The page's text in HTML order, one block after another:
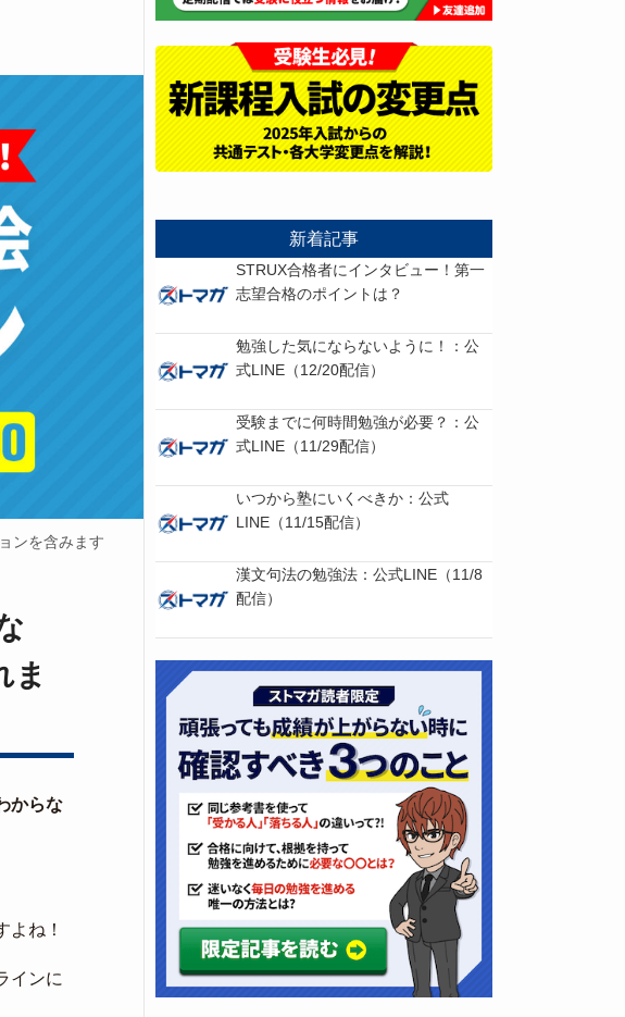
ンを含みます
ま
からな
ね！
インに
新着記事
STRUX合格者にインタビュー！第一
志望合格のポイントは？
勉強した気にならないように！：公
式LINE（12/20配信）
受験までに何時間勉強が必要？：公
式LINE（11/29配信）
いつから塾にいくべきか：公式
LINE（11/15配信）
漢文句法の勉強法：公式LINE（11/8
配信）